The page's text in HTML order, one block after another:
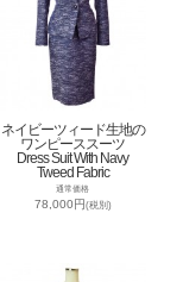
ネイビーツィード生地の
ワンピーススーツ
Dress Suit With Navy
Tweed Fabric
通常価格
78,000円(税別)